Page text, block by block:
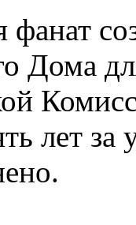
фанат
Дома
лет